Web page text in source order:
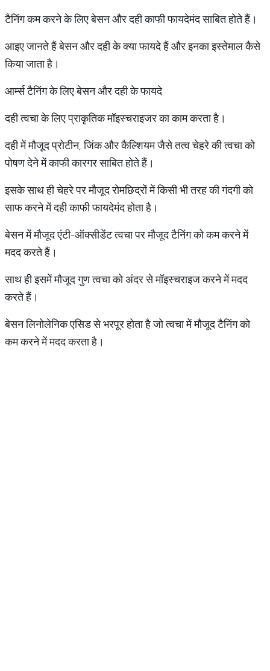
टैनिंग कम करने के लिए बेसन और दही काफी फायदेमंद साबित होते हैं।
आइए जानते हैं बेसन और दही के क्या फायदे हैं और इनका इस्तेमाल कैसे
किया जाता है।
आर्म्स टैनिंग के लिए बेसन और दही के फायदे
दही त्वचा के लिए प्राकृतिक मॉइस्चराइजर का काम करता है।
दही में मौजूद प्रोटीन, जिंक और कैल्शियम जैसे तत्व चेहरे की त्वचा को
पोषण देने में काफी कारगर साबित होते हैं।
इसके साथ ही चेहरे पर मौजूद रोमछिद्रों में किसी भी तरह की गंदगी को
साफ करने में दही काफी फायदेमंद होता है।
बेसन में मौजूद एंटी-ऑक्सीडेंट त्वचा पर मौजूद टैनिंग को कम करने में
मदद करते हैं।
साथ ही इसमें मौजूद गुण त्वचा को अंदर से मॉइस्चराइज करने में मदद
करते हैं।
बेसन लिनोलेनिक एसिड से भरपूर होता है जो त्वचा में मौजूद टैनिंग को
कम करने में मदद करता है।